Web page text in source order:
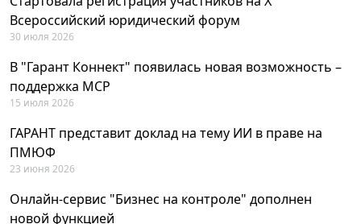
Всероссийский юридический форум
30 июля 2026
В "Гарант Коннект" появилась новая возможность –
поддержка MCP
15 июля 2026
ГАРАНТ представит доклад на тему ИИ в праве на
ПМЮФ
23 июня 2026
Онлайн-сервис "Бизнес на контроле" дополнен
новой функцией